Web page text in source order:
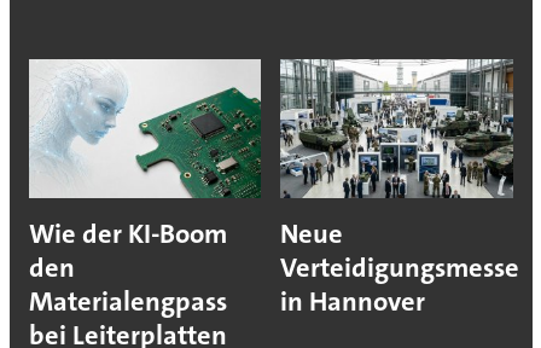
Wie der KI-Boom
den
Materialengpass
bei Leiterplatten
Neue
Verteidigungsmesse
in Hannover